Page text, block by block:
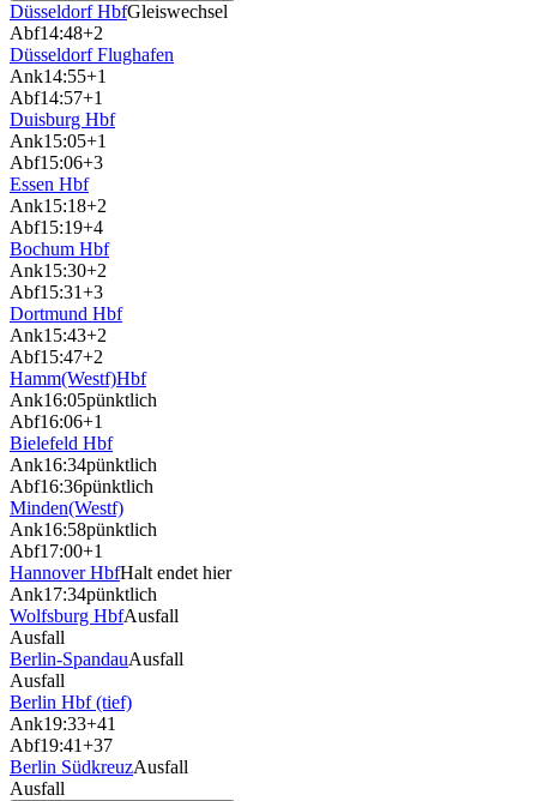
Düsseldorf HbfGleiswechsel
Abf14:48+2
Düsseldorf Flughafen
Ank14:55+1
Abf14:57+1
Duisburg Hbf
Ank15:05+1
Abf15:06+3
Essen Hbf
Ank15:18+2
Abf15:19+4
Bochum Hbf
Ank15:30+2
Abf15:31+3
Dortmund Hbf
Ank15:43+2
Abf15:47+2
Hamm(Westf)Hbf
Ank16:05pünktlich
Abf16:06+1
Bielefeld Hbf
Ank16:34pünktlich
Abf16:36pünktlich
Minden(Westf)
Ank16:58pünktlich
Abf17:00+1
Hannover HbfHalt endet hier
Ank17:34pünktlich
Wolfsburg HbfAusfall
Ausfall
Berlin-SpandauAusfall
Ausfall
Berlin Hbf (tief)
Ank19:33+41
Abf19:41+37
Berlin SüdkreuzAusfall
Ausfall